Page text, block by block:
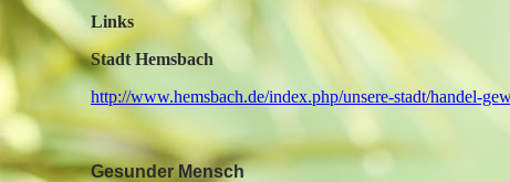
Links
Stadt Hemsbach
http://www.hemsbach.de/index.php/unsere-stadt/handel-
Gesunder Mensch